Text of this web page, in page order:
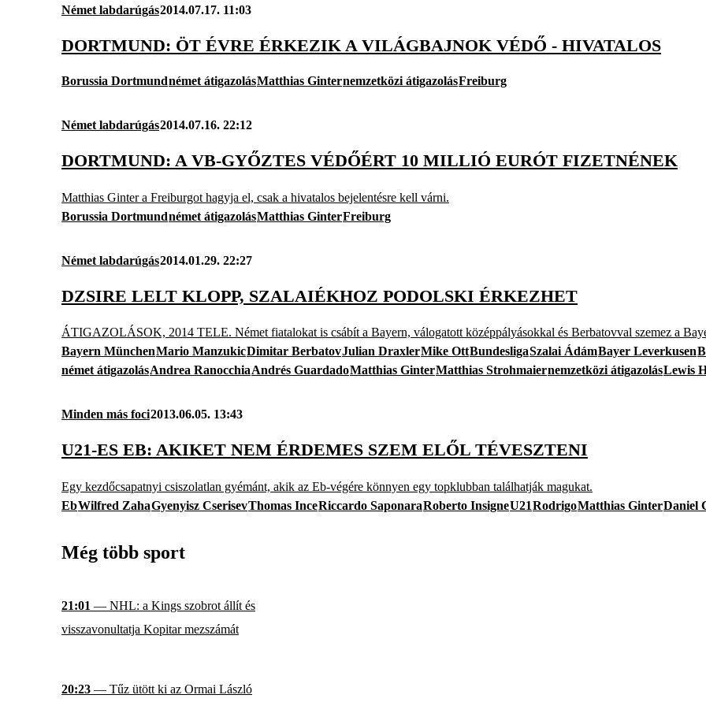
Német labdarúgás2014.07.17. 11:03
DORTMUND: ÖT ÉVRE ÉRKEZIK A VILÁGBAJNOK VÉDŐ - HIVATALOS
Borussia Dortmundnémet átigazolásMatthias Ginternemzetközi átigazolásFreiburg
Német labdarúgás2014.07.16. 22:12
DORTMUND: A VB-GYŐZTES VÉDŐÉRT 10 MILLIÓ EURÓT FIZETNÉNEK
Matthias Ginter a Freiburgot hagyja el, csak a hivatalos bejelentésre kell várni.
Borussia Dortmundnémet átigazolásMatthias GinterFreiburg
Német labdarúgás2014.01.29. 22:27
DZSIRE LELT KLOPP, SZALAIÉKHOZ PODOLSKI ÉRKEZHET
ÁTIGAZOLÁSOK, 2014 TELE. Német fiatalokat is csábít a Bayern, válogatott középpályásokkal és Berbatovval szemez a
Bayern MünchenMario ManzukicDimitar BerbatovJulian DraxlerMike OttBundesligaSzalai ÁdámBayer Leverkusen
német átigazolásAndrea RanocchiaAndrés GuardadoMatthias GinterMatthias Strohmaiernemzetközi átigazolásLewis
Minden más foci2013.06.05. 13:43
U21-ES EB: AKIKET NEM ÉRDEMES SZEM ELŐL TÉVESZTENI
Egy kezdőcsapatnyi csiszolatlan gyémánt, akik az Eb-végére könnyen egy topklubban találhatják magukat.
EbWilfred ZahaGyenyisz CserisevThomas InceRiccardo SaponaraRoberto InsigneU21RodrigoMatthias GinterDaniel
Még több sport
21:01 — NHL: a Kings szobrot állít és
visszavonultatja Kopitar mezszámát
20:23 — Tűz ütött ki az Ormai László